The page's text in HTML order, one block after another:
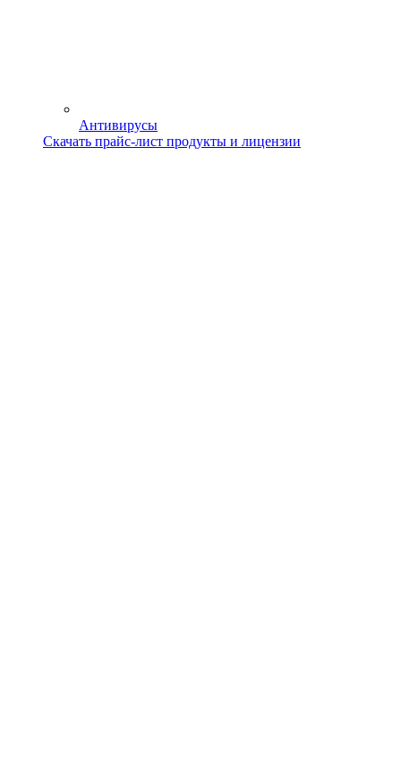
Антивирусы
Скачать прайс-лист продукты и лицензии